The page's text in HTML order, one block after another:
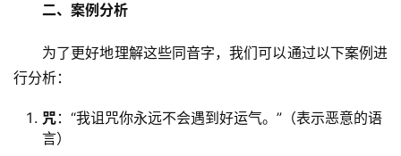
二、案例分析
为了更好地理解这些同音字，我们可以通过以下案例进
行分析：
咒：“我诅咒你永远不会遇到好运气。”（表示恶意的语
言）